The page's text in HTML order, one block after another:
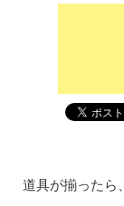
道具が揃ったら